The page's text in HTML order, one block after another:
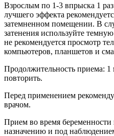
Взрослым по 1-3 впрыска 1
лучшего эффекта
затемненном помещении. В
затенения используйте
не рекомендуется просмотр
компьютеров, планшетов и
Продолжительность приема: 1
повторить.
Перед применением
врачом.
Прием во время
назначению и под